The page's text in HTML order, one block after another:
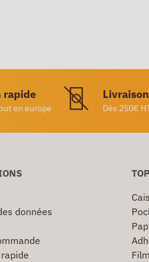
rapide
en europe Dès 250€
données